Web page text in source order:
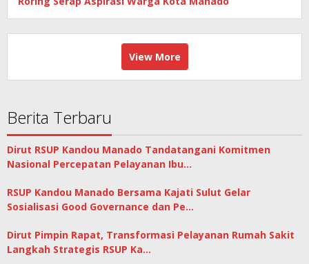
View More
Berita Terbaru
Dirut RSUP Kandou Manado Tandatangani Komitmen
Nasional Percepatan Pelayanan Ibu…
RSUP Kandou Manado Bersama Kajati Sulut Gelar
Sosialisasi Good Governance dan Pe…
Dirut Pimpin Rapat, Transformasi Pelayanan Rumah Sakit
Langkah Strategis RSUP Ka…